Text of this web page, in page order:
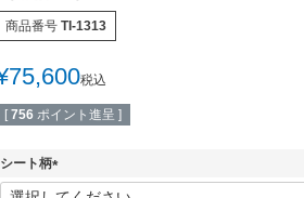
テーブル・ベッド
ユニフォーム／白衣
用品
商品番号 TI-1313
75,600税込
[ 756 ポイント進呈 ]
シート柄
(